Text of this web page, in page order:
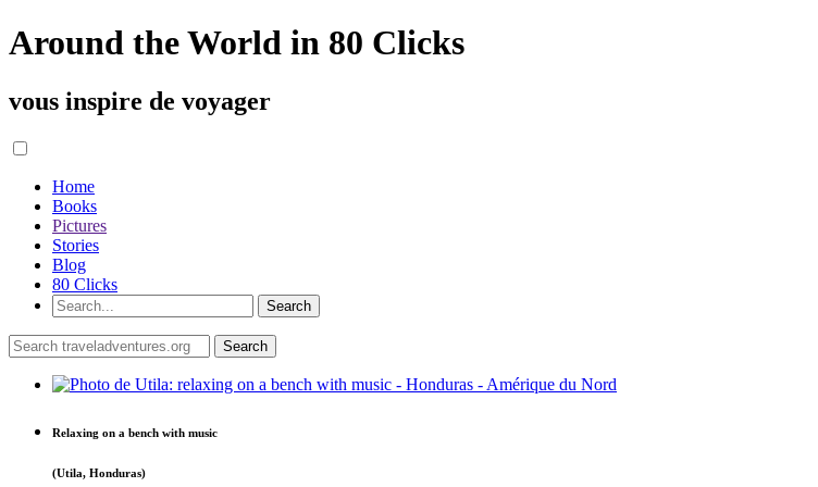
Around the World in 80 Clicks
vous inspire de voyager
Home
Books
Pictures
Stories
Blog
80 Clicks
Relaxing on a bench with music
(Utila, Honduras)